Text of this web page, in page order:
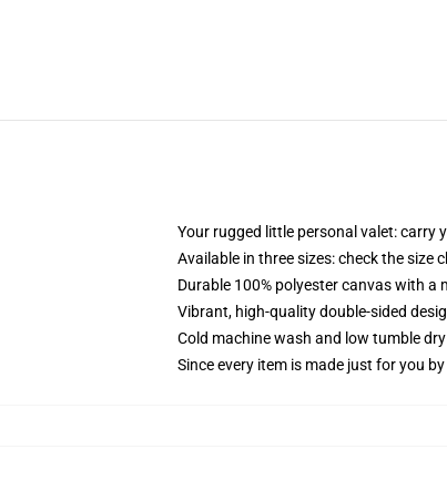
Your rugged little personal valet: carry
Available in three sizes: check the size
Durable 100% polyester canvas with a
Vibrant, high-quality double-sided
Cold machine wash and low tumble dry
Since every item is made just for you